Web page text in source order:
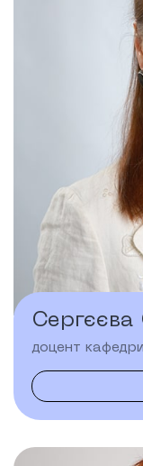
доцент